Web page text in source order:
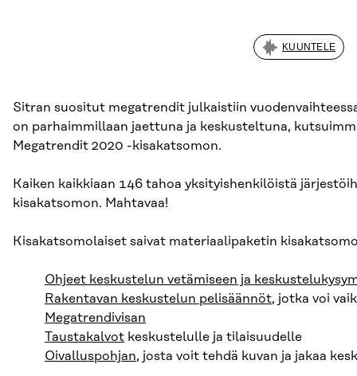
KUUNTELE
Sitran suositut megatrendit julkaistiin
on parhaimmillaan jaettuna ja keskusteltuna,
Megatrendit 2020 -kisakatsomon.
Kaiken kaikkiaan 146 tahoa yksityishenkilöistä
kisakatsomon. Mahtavaa!
Kisakatsomolaiset saivat materiaalipaketin
Ohjeet keskustelun vetämiseen ja
Rakentavan keskustelun pelisäännöt, jotka voi
Megatrendivisan
Taustakalvot keskustelulle ja tilaisuudelle
Oivalluspohjan, josta voit tehdä kuvan ja jakaa